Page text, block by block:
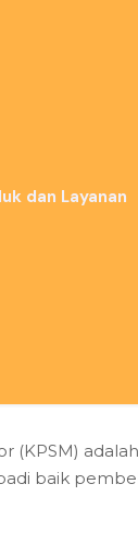
dan Layanan
(KPSM)
baik